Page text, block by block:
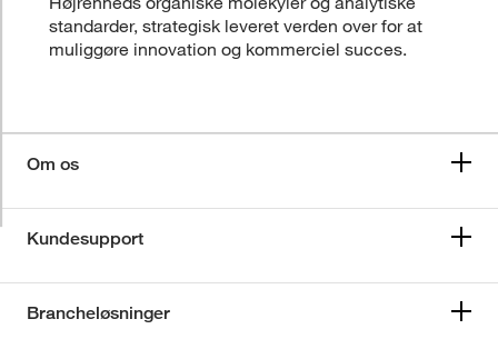
standarder, strategisk leveret verden over for at
muliggøre innovation og kommerciel succes.
Om os
Kundesupport
Brancheløsninger